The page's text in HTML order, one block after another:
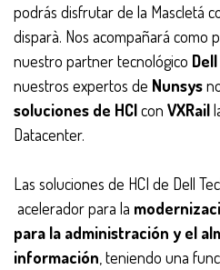
podrás disfrutar de la Mascletá
disparà. Nos acompañará como
nuestro partner tecnológico
nuestros expertos de Nunsys
soluciones de HCIcon VXRail
Datacenter.
Las soluciones de HCI de Dell
acelerador para la
para la administración y el
información , teniendo una